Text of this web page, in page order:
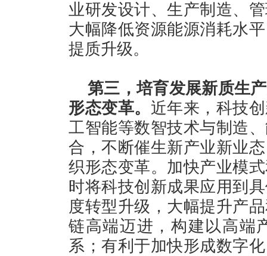
业研发设计、生产制造、
大幅降低资源能源消耗水
提质升级。
第三，培育发展新质生
形态变革。 近年来，科技
工智能等数智技术与制造
合，不断催生新产业新业
织形态变革。加快产业模
时将科技创新成果应用到
度转型升级，大幅提升产
链高端迈进，构建以高端
系；有利于加快形成数字